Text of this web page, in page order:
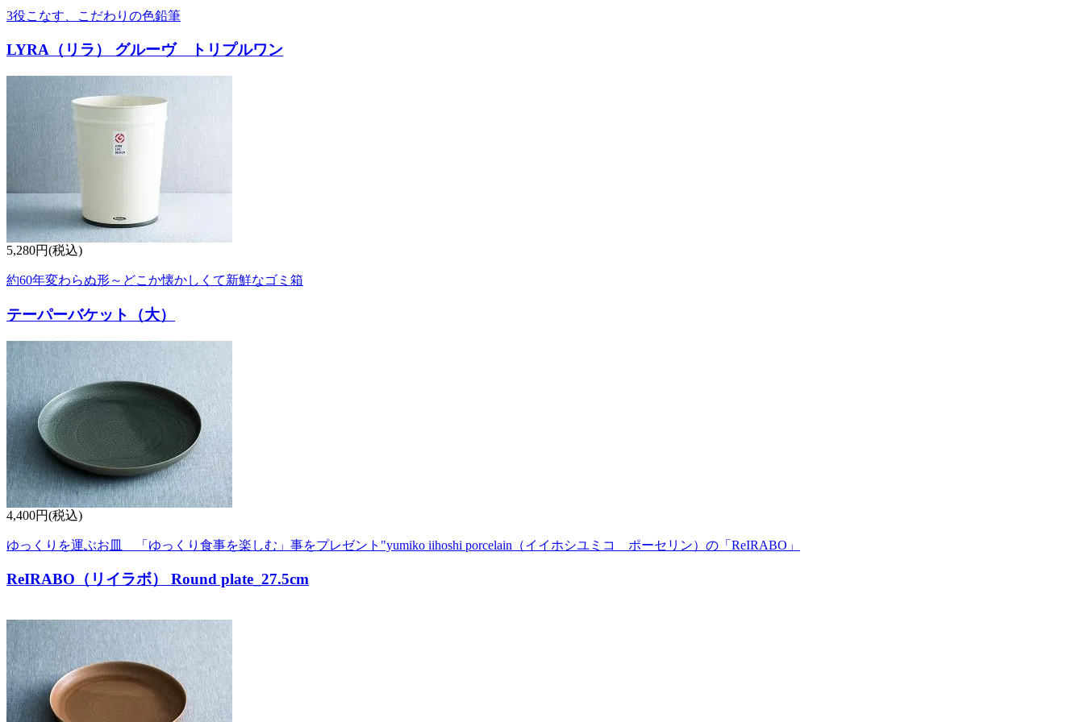
3役こなす、こだわりの色鉛筆
LYRA（リラ） グルーヴ トリプルワン
5,280円(税込)
約60年変わらぬ形～どこか懐かしくて新鮮なゴミ箱
テーパーバケット（大）
4,400円(税込)
ゆっくりを運ぶお皿 「ゆっくり食事を楽しむ」事をプレゼント"yumiko iihoshi porcelain（イイホシユミコ ポーセリン）の「ReIRABO」
ReIRABO（リイラボ） Round plate_27.5cm